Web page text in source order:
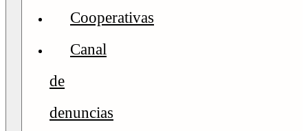
Cooperativas
Canal
de
denuncias